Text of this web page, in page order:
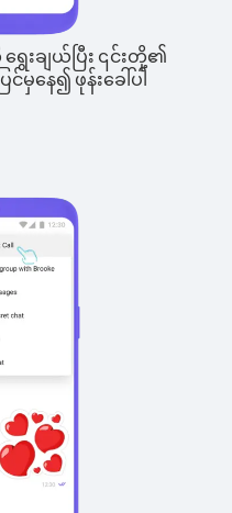
ချယ်ပြီး ၎င်းတို့၏
နေ၍ ဖုန်းခေါ်ပါ